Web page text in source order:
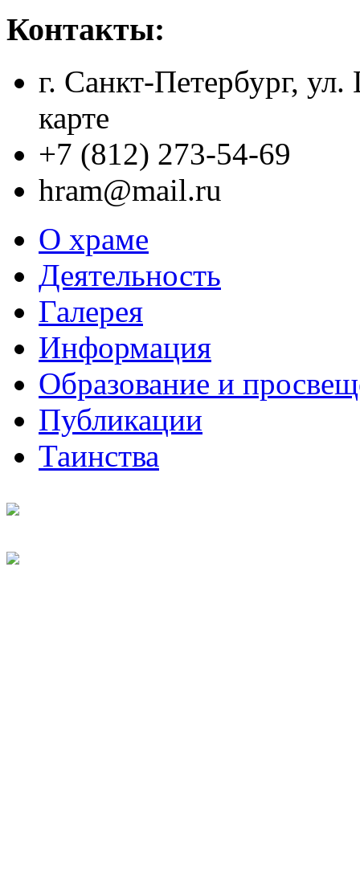
Контакты:
г. Санкт-Петербург,
карте
+7 (812) 273-54-69
hram@mail.ru
О храме
Деятельность
Галерея
Информация
Образование и
Публикации
Таинства